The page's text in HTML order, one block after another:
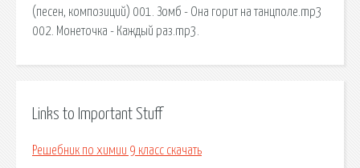
(песен, композиций) 001. Зомб - Она горит на танцполе.mp3
002. Монеточка - Каждый раз.mp3.
Links to Important Stuff
Решебник по химии 9 класс скачать